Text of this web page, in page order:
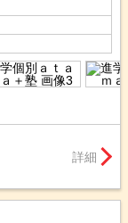
詳細